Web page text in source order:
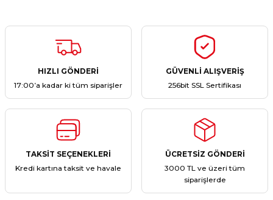
Yorum Yaz
Ürün hakkında henüz soru sorulmamış.
HIZLI GÖNDERİ
17:00’a kadar ki tüm siparişler
GÜVENLİ ALIŞVERİŞ
256bit SSL Sertifikası
TAKSİT SEÇENEKLERİ
Kredi kartına taksit ve havale
ÜCRETSİZ GÖNDERİ
3000 TL ve üzeri tüm
siparişlerde